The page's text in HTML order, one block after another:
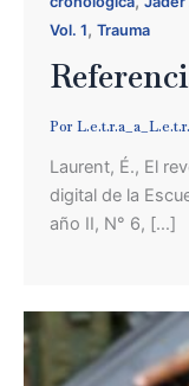
Vol. 1, Trauma
Por
Laurent, É., El
digital de la
año II, N° 6, […]